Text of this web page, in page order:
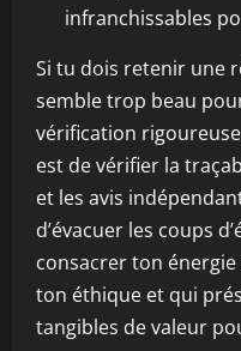
infranchissables
Si tu dois retenir une
semble trop beau
vérification
est de vérifier la
et les avis
d’évacuer les coups
consacrer ton
ton éthique et qui
tangibles de valeur